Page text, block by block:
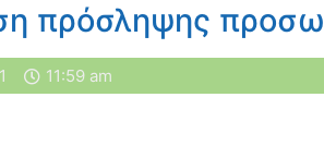
πρόσληψης
11:59 am